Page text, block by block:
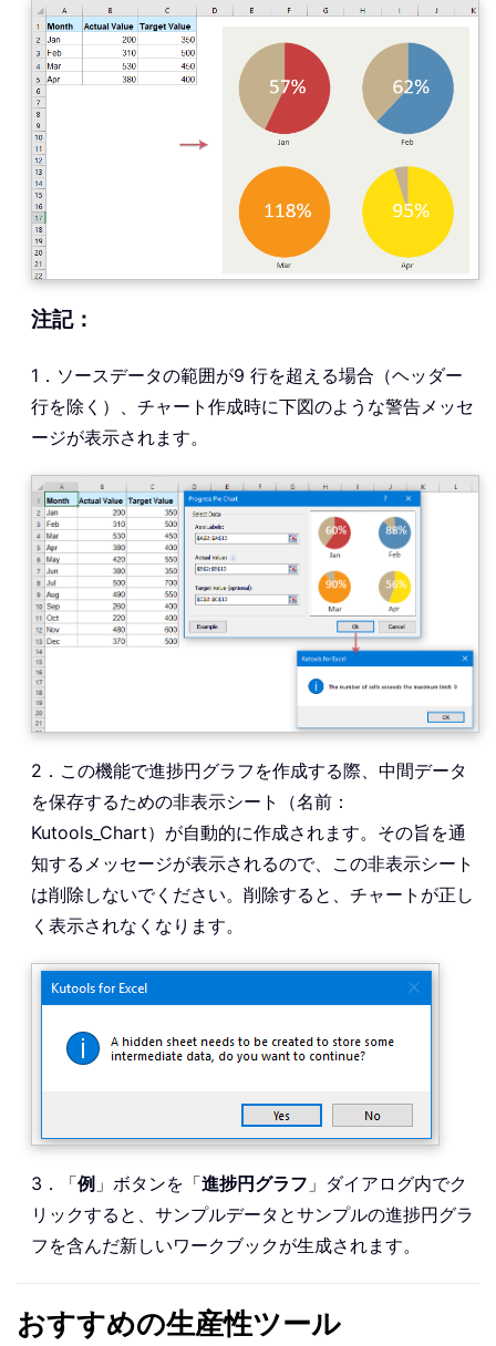
注記：
1．ソースデータの範囲が9 行を超える場合（ヘッダー
行を除く）、チャート作成時に下図のような警告メッセ
ージが表示されます。
2．この機能で進捗円グラフを作成する際、中間データ
を保存するための非表示シート（名前：
Kutools_Chart）が自動的に作成されます。その旨を通
知するメッセージが表示されるので、この非表示シート
は削除しないでください。削除すると、チャートが正し
く表示されなくなります。
3．「例 」ボタンを「進捗円グラフ 」ダイアログ内でク
リックすると、サンプルデータとサンプルの進捗円グラ
フを含んだ新しいワークブックが生成されます。
おすすめの生産性ツール